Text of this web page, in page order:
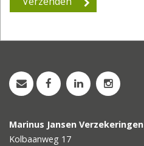
Marinus Jansen Verzekeringen
Kolbaanweg 17